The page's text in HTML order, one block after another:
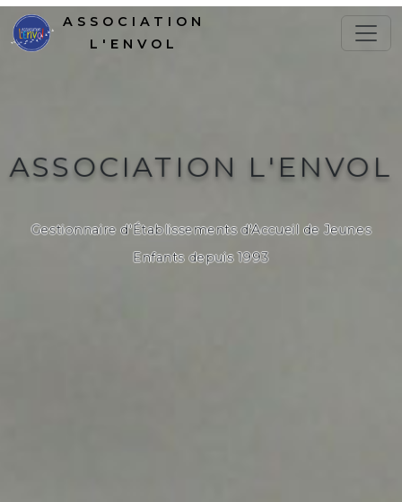
ASSOCIATION
L'ENVOL
ASSOCIATION L'ENVOL
Gestionnaire d'Établissements d'Accueil de Jeunes
Enfants depuis 1993